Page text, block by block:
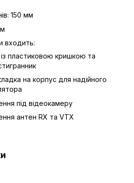
150 мм
входить:
пластиковою кришкою та
на корпус для надійного
під відеокамеру
антен RX та VTX